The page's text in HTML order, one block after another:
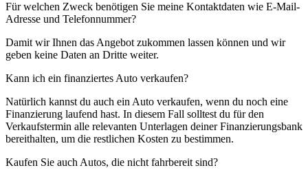
Für welchen Zweck benötigen Sie meine Kontaktdaten wie E-Mail-
Adresse und Telefonnummer?
Damit wir Ihnen das Angebot zukommen lassen können und wir
geben keine Daten an Dritte weiter.
Kann ich ein finanziertes Auto verkaufen?
Natürlich kannst du auch ein Auto verkaufen, wenn du noch eine
Finanzierung laufend hast. In diesem Fall solltest du für den
Verkaufstermin alle relevanten Unterlagen deiner Finanzierungsbank
bereithalten, um die restlichen Kosten zu bestimmen.
Kaufen Sie auch Autos, die nicht fahrbereit sind?